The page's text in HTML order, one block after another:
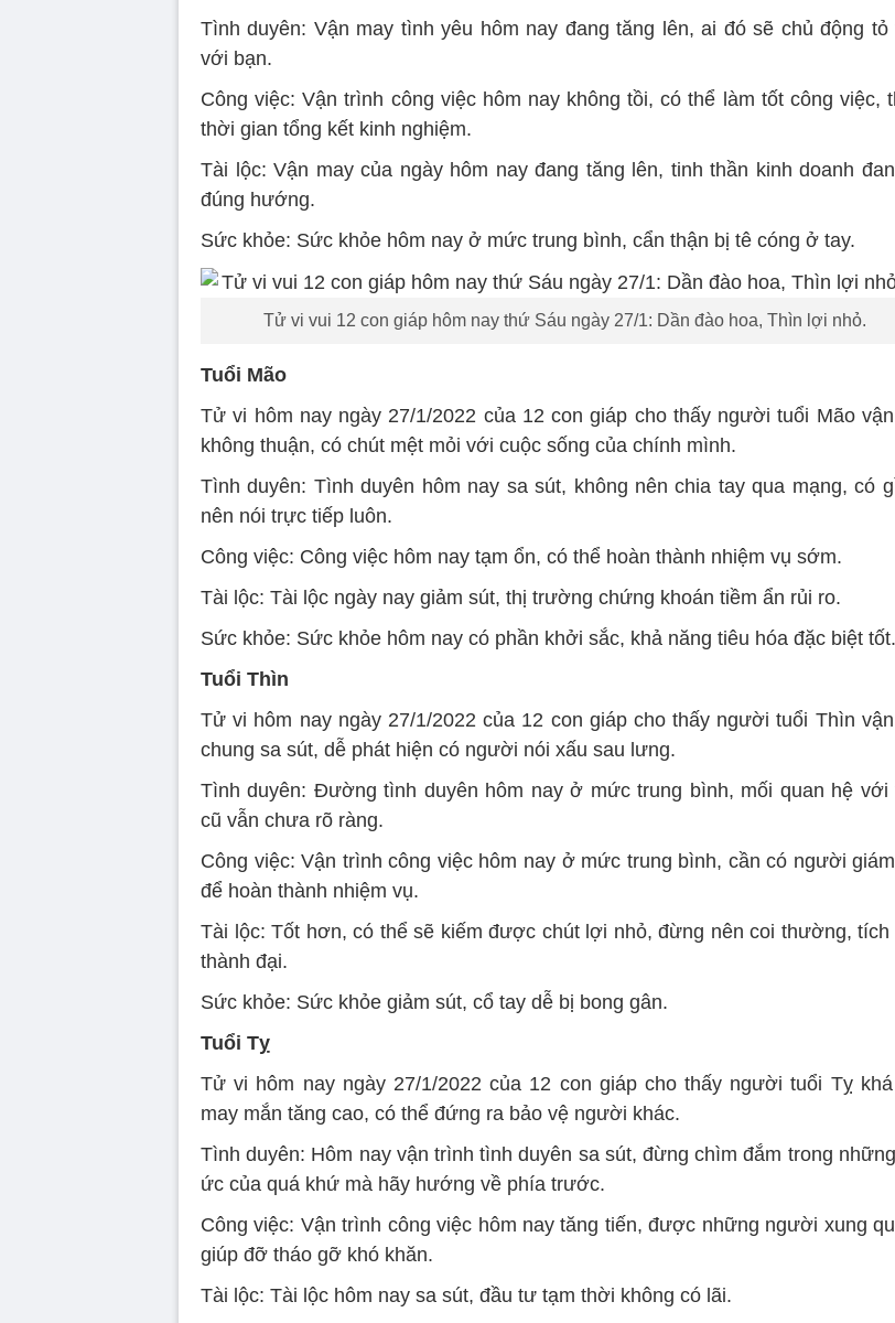
Tình duyên: Vận may tình yêu hôm nay đang tăng lên, ai đó sẽ chủ động tỏ
với bạn.
Công việc: Vận trình công việc hôm nay không tồi, có thể làm tốt công việc,
thời gian tổng kết kinh nghiệm.
Tài lộc: Vận may của ngày hôm nay đang tăng lên, tinh thần kinh doanh
đúng hướng.
Sức khỏe: Sức khỏe hôm nay ở mức trung bình, cẩn thận bị tê cóng ở tay.
Tử vi vui 12 con giáp hôm nay thứ Sáu ngày 27/1: Dần đào hoa, Thìn lợi nhỏ.
Tuổi Mão
Tử vi hôm nay ngày 27/1/2022 của 12 con giáp cho thấy người tuổi Mão
không thuận, có chút mệt mỏi với cuộc sống của chính mình.
Tình duyên: Tình duyên hôm nay sa sút, không nên chia tay qua mạng, có
nên nói trực tiếp luôn.
Công việc: Công việc hôm nay tạm ổn, có thể hoàn thành nhiệm vụ sớm.
Tài lộc: Tài lộc ngày nay giảm sút, thị trường chứng khoán tiềm ẩn rủi ro.
Sức khỏe: Sức khỏe hôm nay có phần khởi sắc, khả năng tiêu hóa đặc biệt tốt.
Tuổi Thìn
Tử vi hôm nay ngày 27/1/2022 của 12 con giáp cho thấy người tuổi Thìn
chung sa sút, dễ phát hiện có người nói xấu sau lưng.
Tình duyên: Đường tình duyên hôm nay ở mức trung bình, mối quan hệ với
cũ vẫn chưa rõ ràng.
Công việc: Vận trình công việc hôm nay ở mức trung bình, cần có người
để hoàn thành nhiệm vụ.
Tài lộc: Tốt hơn, có thể sẽ kiếm được chút lợi nhỏ, đừng nên coi thường, tích
thành đại.
Sức khỏe: Sức khỏe giảm sút, cổ tay dễ bị bong gân.
Tuổi Tỵ
Tử vi hôm nay ngày 27/1/2022 của 12 con giáp cho thấy người tuổi Tỵ
may mắn tăng cao, có thể đứng ra bảo vệ người khác.
Tình duyên: Hôm nay vận trình tình duyên sa sút, đừng chìm đắm trong
ức của quá khứ mà hãy hướng về phía trước.
Công việc: Vận trình công việc hôm nay tăng tiến, được những người xung
giúp đỡ tháo gỡ khó khăn.
Tài lộc: Tài lộc hôm nay sa sút, đầu tư tạm thời không có lãi.